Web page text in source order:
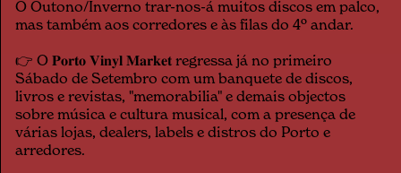
O Outono/Inverno trar-nos-á muitos discos em palco,
mas também aos corredores e às filas do 4º andar.
👉 O 𝐏𝐨𝐫𝐭𝐨 𝐕𝐢𝐧𝐲𝐥 𝐌𝐚𝐫𝐤𝐞𝐭 regressa já no primeiro
Sábado de Setembro com um banquete de discos,
livros e revistas, "memorabilia" e demais objectos
sobre música e cultura musical, com a presença de
várias lojas, dealers, labels e distros do Porto e
arredores.